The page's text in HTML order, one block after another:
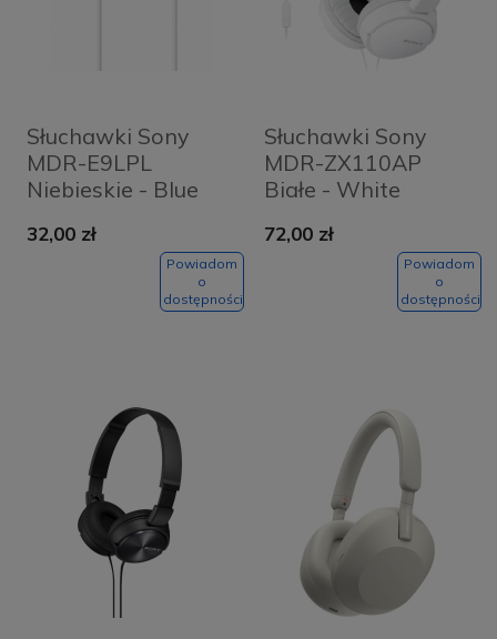
Słuchawki Sony
MDR-E9LPL
Niebieskie - Blue
32,00 zł
Powiadom
o
dostępności
Słuchawki Sony
MDR-ZX110AP
Białe - White
72,00 zł
Powiadom
o
dostępności